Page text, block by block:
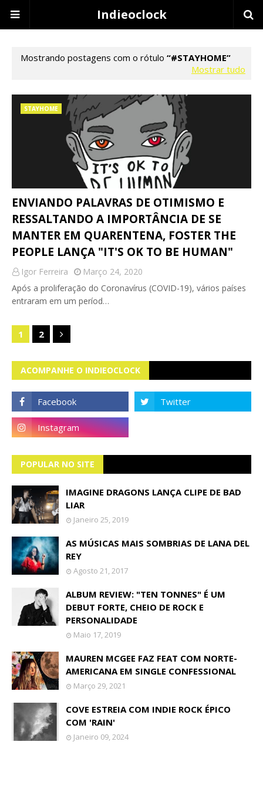
Indieoclock
Mostrando postagens com o rótulo
#STAYHOME
Mostrar tudo
STAYHOME
ENVIANDO PALAVRAS DE OTIMISMO E
RESSALTANDO A IMPORTÂNCIA DE SE
MANTER EM QUARENTENA, FOSTER THE
PEOPLE LANÇA "IT'S OK TO BE HUMAN"
Igor Ferreira
Março 24, 2020
Após a proliferação do Coronavírus (COVID-19), vários países
entraram em um períod…
1 2
ACOMPANHE O INDIEOCLOCK
POPULAR NO SITE
IMAGINE DRAGONS LANÇA CLIPE DE BAD
LIAR
Janeiro 25, 2019
AS MÚSICAS MAIS SOMBRIAS DE LANA DEL
REY
Agosto 21, 2017
ALBUM REVIEW: "TEN TONNES" É UM
DEBUT FORTE, CHEIO DE ROCK E
PERSONALIDADE
Maio 17, 2019
MAUREN MCGEE FAZ FEAT COM NORTE-
AMERICANA EM SINGLE CONFESSIONAL
Março 29, 2021
COVE ESTREIA COM INDIE ROCK ÉPICO
COM 'RAIN'
Janeiro 09, 2024